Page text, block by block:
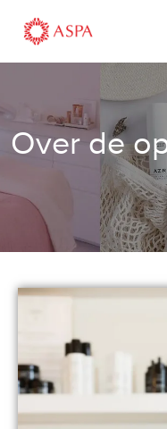
Over de